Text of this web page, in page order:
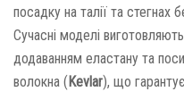
посадку на талії та стегнах
Сучасні моделі
додаванням еластану та
волокна (Kevlar), що гарантує